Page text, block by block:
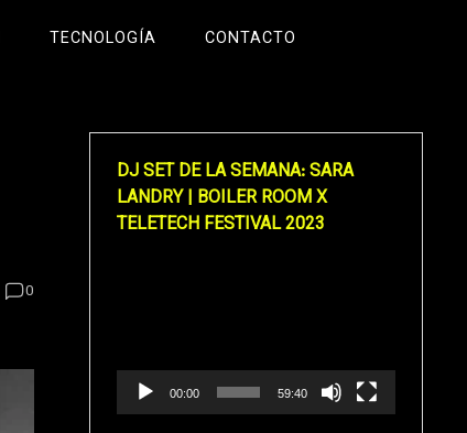
TECNOLOGÍA CONTACTO
0
DJ SET DE LA SEMANA: SARA
LANDRY | BOILER ROOM X
TELETECH FESTIVAL 2023
00:00 59:40